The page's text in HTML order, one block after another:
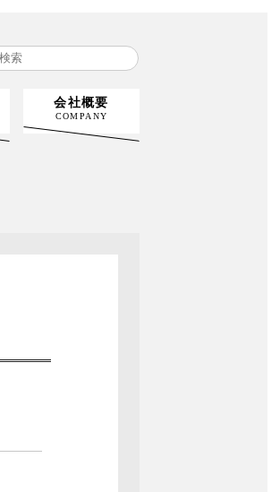
会社概要
COMPANY